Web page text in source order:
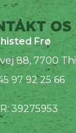
OS
Frø
88, 7700
97 92 25 66
39275953